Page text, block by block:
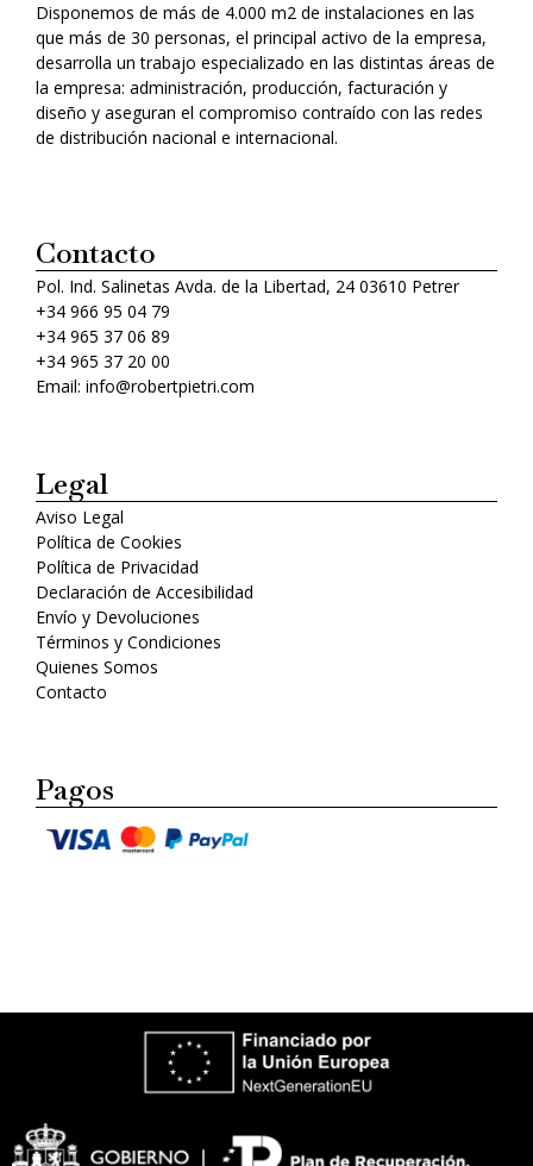
Disponemos de más de 4.000 m2 de instalaciones en las
que más de 30 personas, el principal activo de la empresa,
desarrolla un trabajo especializado en las distintas áreas de
la empresa: administración, producción, facturación y
diseño y aseguran el compromiso contraído con las redes
de distribución nacional e internacional.
Contacto
Pol. Ind. Salinetas Avda. de la Libertad, 24 03610 Petrer
+34 966 95 04 79
+34 965 37 06 89
+34 965 37 20 00
Email: info@robertpietri.com
Legal
Aviso Legal
Política de Cookies
Política de Privacidad
Declaración de Accesibilidad
Envío y Devoluciones
Términos y Condiciones
Quienes Somos
Contacto
Pagos